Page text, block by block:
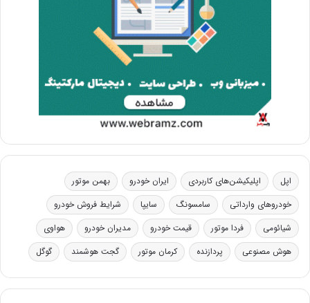
اپل اپلیکیشن‌های کاربردی ایران خودرو
بهمن موتور
خودروهای وارداتی
سامسونگ سایپا
شرایط فروش خودرو
شیائومی
فردا موتور قیمت خودرو مدیران خودرو
هواوی
هوش مصنوعی
پردازنده کرمان موتور گجت هوشمند گوگل